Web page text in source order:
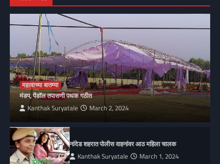
महत्वाच्या बातम्या
मंडप, पेंडॉल तपासणी पथक गठीत
Kanthak Suryatale March 2, 2024
नांदेड शहरात पोलीस वाहनांवर आठ महिला चालक
Kanthak Suryatale March 1, 2024